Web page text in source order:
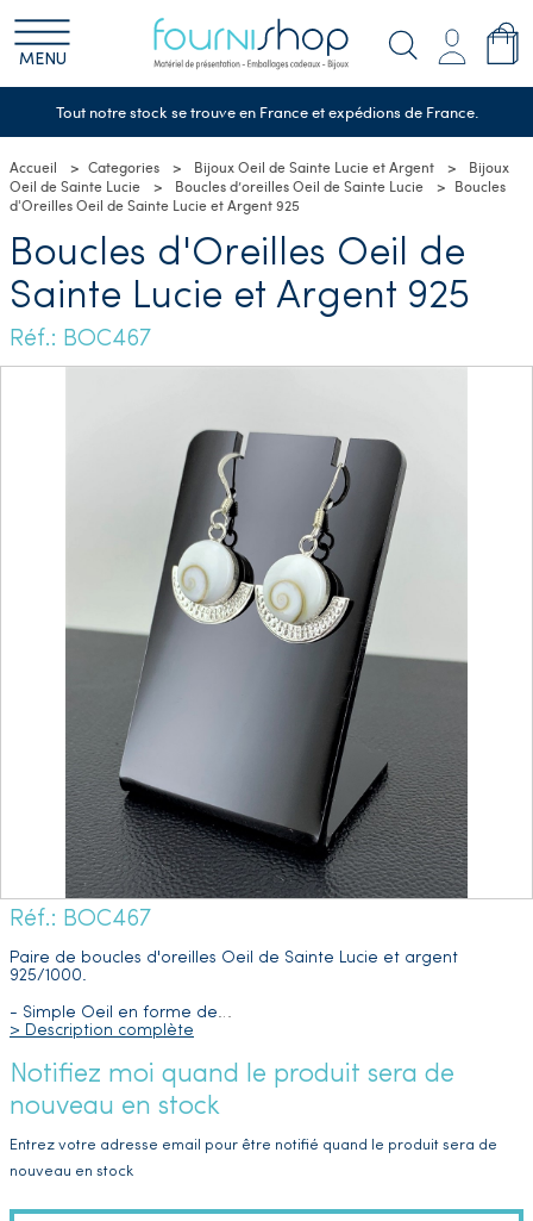
MENU
Tout notre stock se trouve en France et expédions de France.
Accueil Categories Bijoux Oeil de Sainte Lucie et Argent
Bijoux
Oeil de Sainte Lucie
Boucles d’oreilles Oeil de Sainte Lucie
Boucles
d'Oreilles Oeil de Sainte Lucie et Argent 925
Boucles d'Oreilles Oeil de
Sainte Lucie et Argent 925
Réf.: BOC467
Réf.: BOC467
Paire de boucles d'oreilles Oeil de Sainte Lucie et argent
925/1000.
- Simple Oeil en forme de…
> Description complète
Notifiez moi quand le produit sera de
nouveau en stock
Entrez votre adresse email pour être notifié quand le produit sera de
nouveau en stock